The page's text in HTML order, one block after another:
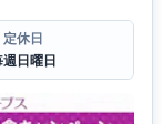
定休日
週日曜日